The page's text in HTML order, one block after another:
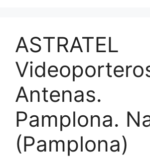
ASTRATEL
Antenas.
Pamplona.
(Pamplona)